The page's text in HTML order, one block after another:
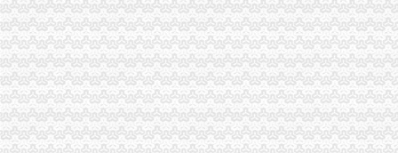
分公司注销
北京海淀分公司注销办理流程及费用-爱喇叭网
注销分公司-公司注销-淘丁财税
丰台外资分公司注销_专业外资注销_代理外资分公司注销
重庆分公司注销
四川成渝高速公路股份有限公司-搜百科
现在回重庆了,没用了,能在重庆注销吗–安居客房产问答
小贷公司融资难或迎新轮洗牌：一年注销超150家-搜狐财经